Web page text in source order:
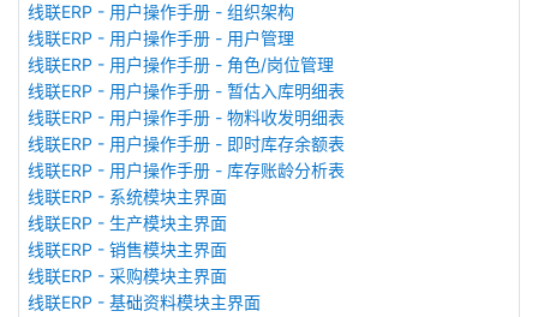
线联ERP - 用户操作手册 - 组织架构
线联ERP - 用户操作手册 - 用户管理
线联ERP - 用户操作手册 - 角色/岗位管理
线联ERP - 用户操作手册 - 暂估入库明细表
线联ERP - 用户操作手册 - 物料收发明细表
线联ERP - 用户操作手册 - 即时库存余额表
线联ERP - 用户操作手册 - 库存账龄分析表
线联ERP - 系统模块主界面
线联ERP - 生产模块主界面
线联ERP - 销售模块主界面
线联ERP - 采购模块主界面
线联ERP - 基础资料模块主界面